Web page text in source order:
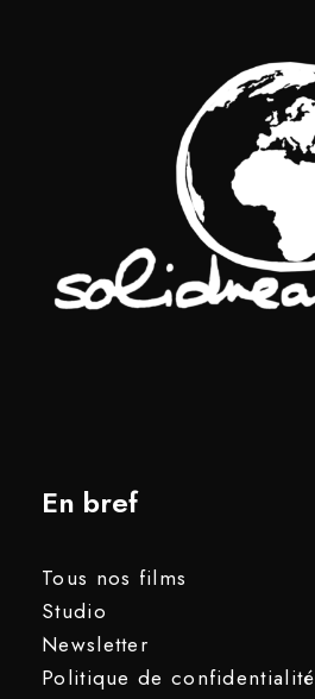
En bref
Tous nos films
Studio
Newsletter
Politique de confidentialité